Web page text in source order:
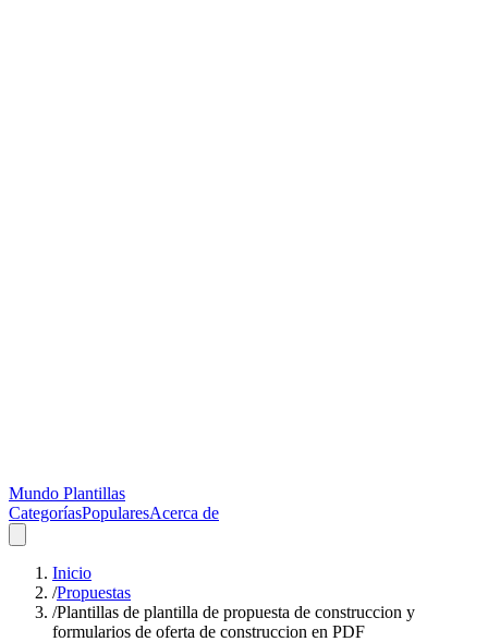
Mundo Plantillas
CategoríasPopularesAcerca de
Inicio
/Propuestas
/Plantillas de plantilla de propuesta de construccion y
formularios de oferta de construccion en PDF